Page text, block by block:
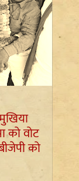
को वोट
को